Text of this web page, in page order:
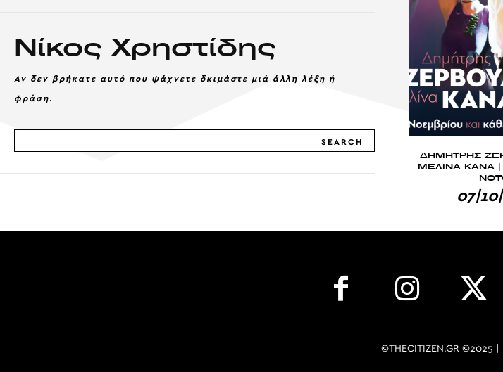
Νίκος Χρηστίδης
Αν δεν βρήκατε αυτό που ψάχνετε δκιμάστε μιά άλλη λέξη ή
φράση.
SEARCH
ΔΗΜΗΤΡΗΣ
ΜΕΛΙΝΑ ΚΑΝΑ
©THECITIZEN.GR ©2025 |